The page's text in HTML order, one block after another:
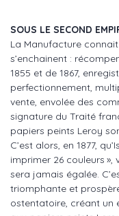
SOUS LE SECOND
La Manufacture
s’enchainent :
1855 et de 1867,
perfectionnement,
vente, envolée des
signature du Traité
papiers peints Leroy
C’est alors, en 1877,
imprimer 26 couleurs
sera jamais égalée.
triomphante et
ostentatoire, créant un